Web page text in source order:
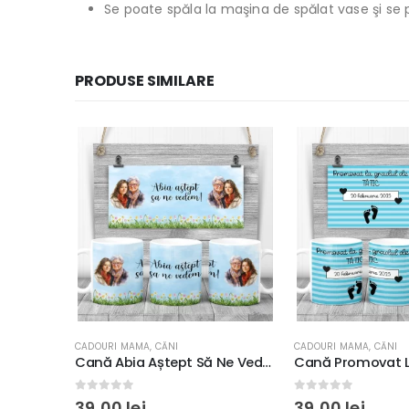
Se poate spăla la maşina de spălat vase şi
PRODUSE SIMILARE
CADOURI MAMA, CĂNI
Cană Promovat La Gradul De Tătic, rezistentă la maşina de spălat vase, 350ml
0 out of 5
CADOURI MAMA, CĂNI
0 out of 5